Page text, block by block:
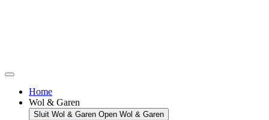
Home
Wol & Garen
Sluit Wol & Garen Open Wol & Garen